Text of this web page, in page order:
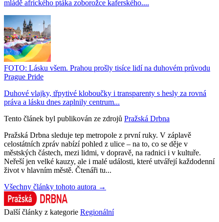
mládě afrického ptáka zoborožce kaferského....
FOTO: Lásku všem. Prahou prošly tisíce lidí na duhovém průvodu
Prague Pride
Duhové vlajky, třpytivé kloboučky i transparenty s hesly za rovná
práva a lásku dnes zaplnily centrum...
Tento článek byl publikován ze zdrojů Pražská Drbna
Pražská Drbna sleduje tep metropole z první ruky. V záplavě
celostátních zpráv nabízí pohled z ulice – na to, co se děje v
městských částech, mezi lidmi, v dopravě, na radnici i v kultuře.
Neřeší jen velké kauzy, ale i malé události, které utvářejí každodenní
život v hlavním městě. Čtenáři tu...
Všechny články tohoto autora →
Další články z kategorie Regionální